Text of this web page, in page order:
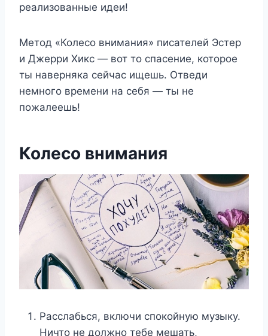
реализованные идеи!
Метод «Колесо внимания» писателей Эстер
и Джерри Хикс — вот то спасение, которое
ты наверняка сейчас ищешь. Отведи
немного времени на себя — ты не
пожалеешь!
Колесо внимания
Расслабься, включи спокойную музыку.
Ничто не должно тебе мешать,